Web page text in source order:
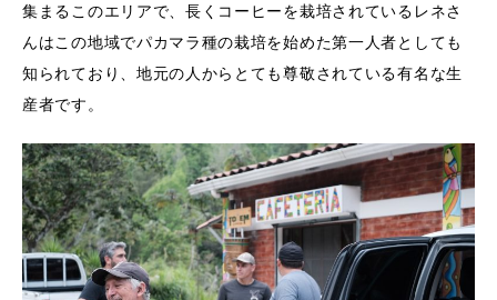
集まるこのエリアで、長くコーヒーを栽培されているレネさ
んはこの地域でパカマラ種の栽培を始めた第一人者としても
知られており、地元の人からとても尊敬されている有名な生
産者です。